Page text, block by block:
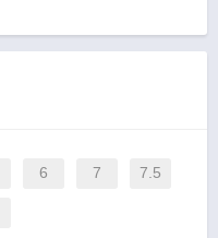
6 7 7.5